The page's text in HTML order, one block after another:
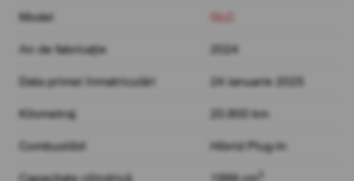
Model GLC
An de fabricație 2024
Data primei înmatriculări 24 ianuarie 2025
Kilometraj 20.800 km
Combustibil Hibrid Plug-In